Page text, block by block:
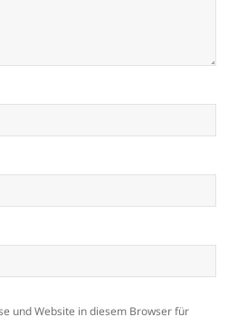
und Website in diesem Browser für